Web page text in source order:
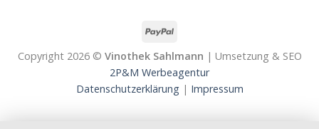
Copyright 2026 © Vinothek Sahlmann | Umsetzung & SEO
2P&M Werbeagentur
Datenschutzerklärung | Impressum